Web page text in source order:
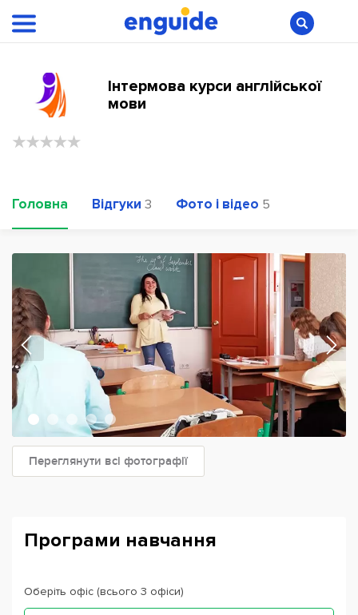
Інтермова курси англійської
мови
Головна Відгуки 3 Фото і відео 5
Переглянути всі фотографії
Програми навчання
Оберіть офіс (всього 3 офіси)